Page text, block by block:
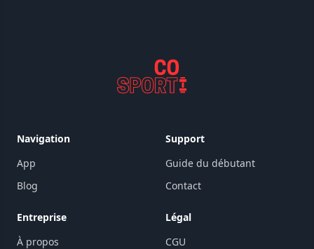
Navigation
App
Blog
Support
Guide du débutant
Contact
Entreprise
À propos
Légal
CGU